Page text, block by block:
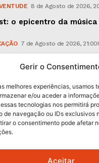
Gerir o
melhores experiências, usamos
e/ou aceder a
tecnologias nos permitirá
de navegação ou IDs exclusivos
o consentimento pode afetar
Aceitar
8 de Agosto de 2026,
o epicentro da música
7 de Agosto de 2026,
Newsletter: